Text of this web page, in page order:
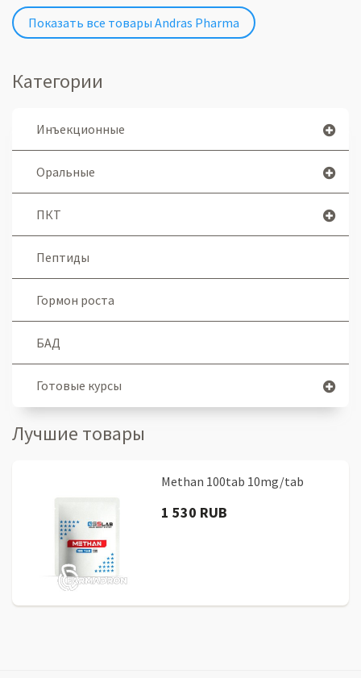
Показать все товары Andras Pharma
Категории
Инъекционные
Оральные
ПКТ
Пептиды
Гормон роста
БАД
Готовые курсы
Лучшие товары
Methan 100tab 10mg/tab
1 530 RUB